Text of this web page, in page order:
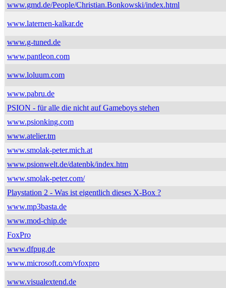
www.gmd.de/People/Christian.Bonkowski/index.html
www.laternen-kalkar.de
www.g-tuned.de
www.pantleon.com
www.loluum.com
www.pabru.de
PSION - für alle die nicht auf Gameboys stehen
www.psionking.com
www.atelier.tm
www.smolak-peter.mich.at
www.psionwelt.de/datenbk/index.htm
www.smolak-peter.com/
Playstation 2 - Was ist eigentlich dieses X-Box ?
www.mp3basta.de
www.mod-chip.de
FoxPro
www.dfpug.de
www.microsoft.com/vfoxpro
www.visualextend.de